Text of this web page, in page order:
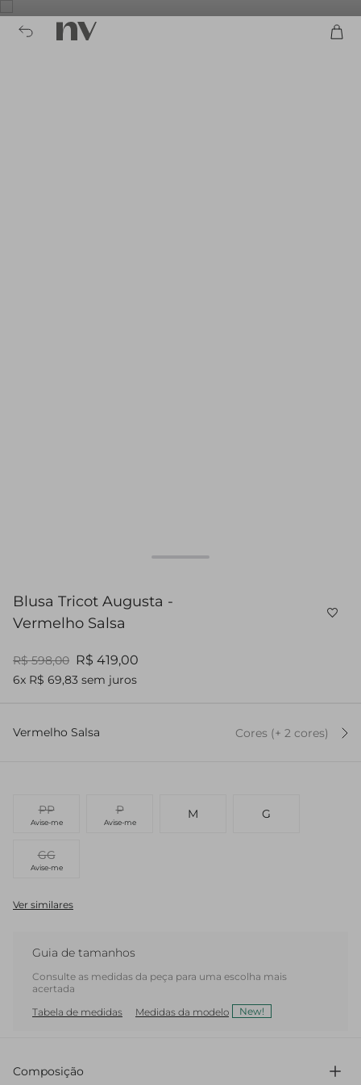
Blusa Tricot Augusta -
Vermelho Salsa
R$ 598,00 R$ 419,00
6x R$ 69,83 sem juros
Vermelho Salsa Cores (+ 2 cores)
PP
Avise-me
P
Avise-me
M G
GG
Avise-me
Ver similares
Guia de tamanhos
Consulte as medidas da peça para uma escolha mais
acertada
Tabela de medidas
Medidas da modelo New!
Composição